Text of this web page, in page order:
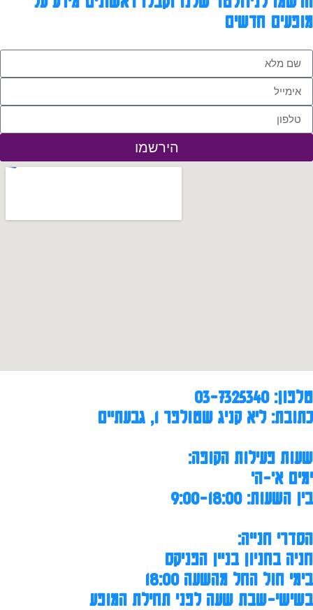
מופעים חדשים
הירשמו
טלפון: 03-7325340
כתובת: ליא קניג שטולפר 1, גבעתיים
שעות פעילות הקופה:
ימים א'-ה'
בין השעות: 9:00-18:00
הסדרי חנייה:
חניה בחניון בניין הפניקס
בימי חול החל מהשעה 18:00
בשישי-שבת שעה לפני תחילת המופע